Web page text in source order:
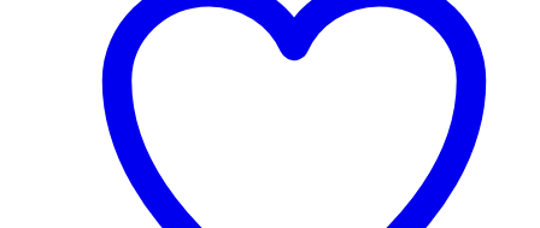
varianter.
produktsidan